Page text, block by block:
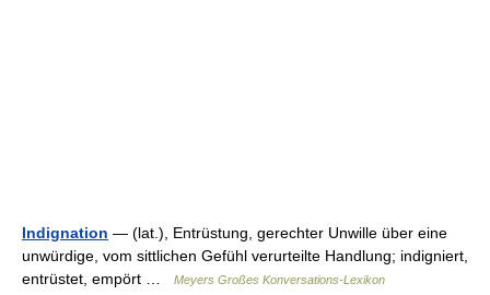
Indignation — (lat.), Entrüstung, gerechter Unwille über eine
unwürdige, vom sittlichen Gefühl verurteilte Handlung; indigniert,
entrüstet, empört …
Meyers Großes Konversations-Lexikon